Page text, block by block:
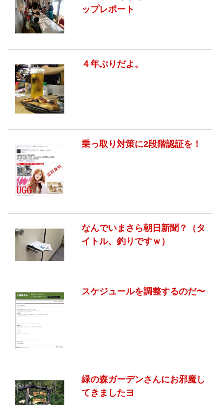
ップレポート
４年ぶりだよ。
乗っ取り対策に2段階認証を！
なんでいまさら朝日新聞？（タ
イトル、釣りですｗ）
スケジュールを調整するのだ〜
緑の森ガーデンさんにお邪魔し
てきましたヨ